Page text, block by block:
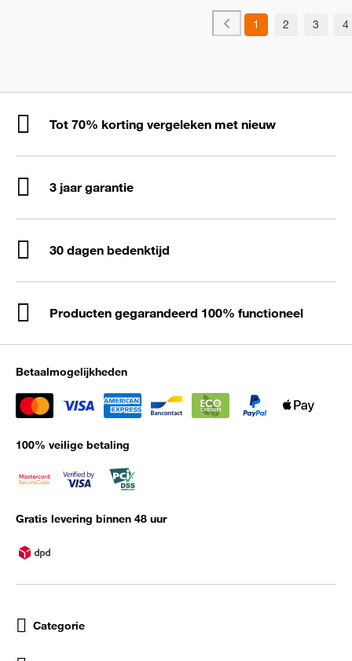
1 2 3 4
Tot 70% korting vergeleken met nieuw
3 jaar garantie
30 dagen bedenktijd
Producten gegarandeerd 100% functioneel
Betaalmogelijkheden
100% veilige betaling
Gratis levering binnen 48 uur
Categorie